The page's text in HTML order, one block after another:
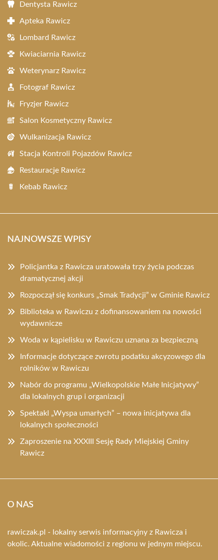
Dentysta Rawicz
Apteka Rawicz
Lombard Rawicz
Kwiaciarnia Rawicz
Weterynarz Rawicz
Fotograf Rawicz
Fryzjer Rawicz
Salon Kosmetyczny Rawicz
Wulkanizacja Rawicz
Stacja Kontroli Pojazdów Rawicz
Restauracje Rawicz
Kebab Rawicz
NAJNOWSZE WPISY
Policjantka z Rawicza uratowała trzy życia podczas
dramatycznej akcji
Rozpoczął się konkurs „Smak Tradycji” w Gminie Rawicz
Biblioteka w Rawiczu z dofinansowaniem na nowości
wydawnicze
Woda w kąpielisku w Rawiczu uznana za bezpieczną
Informacje dotyczące zwrotu podatku akcyzowego dla
rolników w Rawiczu
Nabór do programu „Wielkopolskie Małe Inicjatywy”
dla lokalnych grup i organizacji
Spektakl „Wyspa umarłych” – nowa inicjatywa dla
lokalnych społeczności
Zaproszenie na XXXIII Sesję Rady Miejskiej Gminy
Rawicz
O NAS
rawiczak.pl - lokalny serwis informacyjny z Rawicza i
okolic. Aktualne wiadomości z regionu w jednym miejscu.